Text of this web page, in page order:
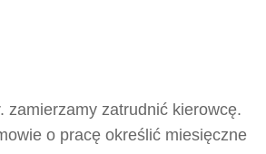
zamierzamy zatrudnić kierowcę.
o pracę określić miesięczne